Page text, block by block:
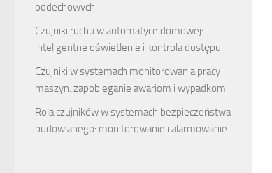
oddechowych
Czujniki ruchu w automatyce domowej:
inteligentne oświetlenie i kontrola dostępu
Czujniki w systemach monitorowania pracy
maszyn: zapobieganie awariom i wypadkom
Rola czujników w systemach bezpieczeństwa
budowlanego: monitorowanie i alarmowanie